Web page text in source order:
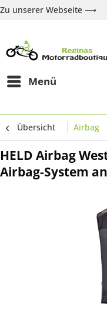
Zu unserer Webseite ⟶
Menü
Übersicht Airbag
HELD Airbag
Airbag-System